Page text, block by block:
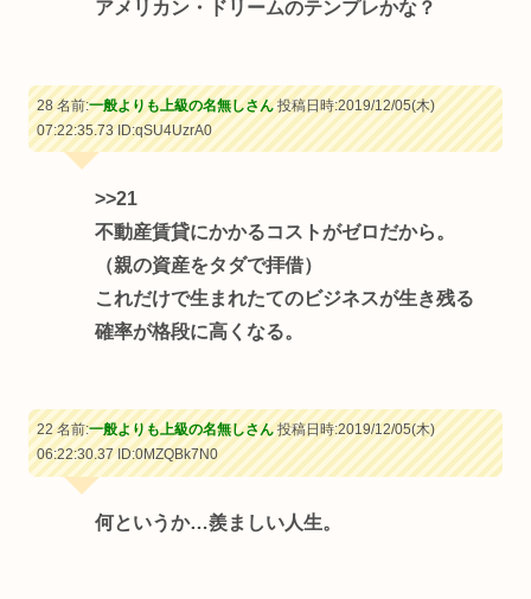
アメリカン・ドリームのテンプレかな？
28 名前:一般よりも上級の名無しさん投稿日時:2019/12/05(木)
07:22:35.73ID:qSU4UzrA0
>>21
不動産賃貸にかかるコストがゼロだから。
（親の資産をタダで拝借）
これだけで生まれたてのビジネスが生き残る
確率が格段に高くなる。
22 名前:一般よりも上級の名無しさん投稿日時:2019/12/05(木)
06:22:30.37ID:0MZQBk7N0
何というか…羨ましい人生。